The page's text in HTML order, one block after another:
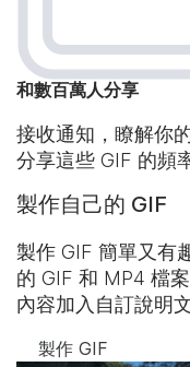
和數百萬人分享
接收通知，瞭解你
分享這些 GIF 的頻
製作自己的 GIF
製作 GIF 簡單又有
的 GIF 和 MP4 檔
內容加入自訂說明
製作 GIF